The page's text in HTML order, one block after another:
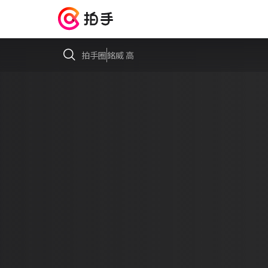
拍手圈銘威 高